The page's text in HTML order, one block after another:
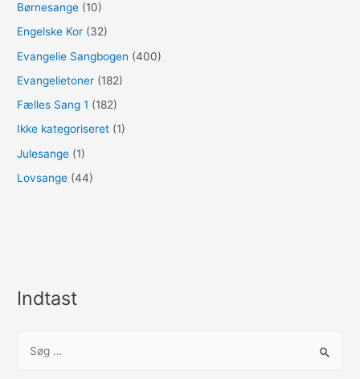
Børnesange (10)
Engelske Kor (32)
Evangelie Sangbogen (400)
Evangelietoner (182)
Fælles Sang 1 (182)
Ikke kategoriseret (1)
Julesange (1)
Lovsange (44)
Indtast